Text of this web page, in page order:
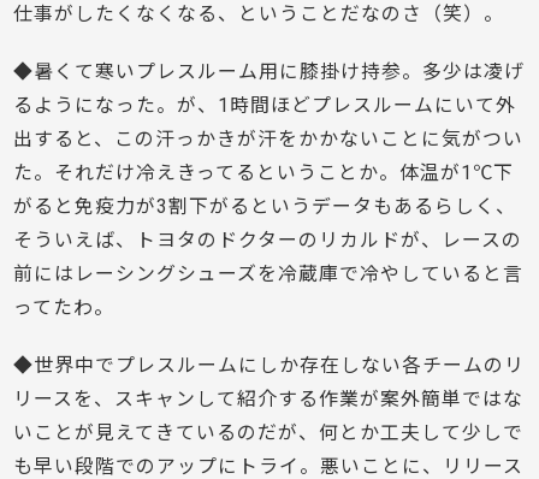
仕事がしたくなくなる、ということだなのさ（笑）。
◆暑くて寒いプレスルーム用に膝掛け持参。多少は凌げ
るようになった。が、1時間ほどプレスルームにいて外
出すると、この汗っかきが汗をかかないことに気がつい
た。それだけ冷えきってるということか。体温が1℃下
がると免疫力が3割下がるというデータもあるらしく、
そういえば、トヨタのドクターのリカルドが、レースの
前にはレーシングシューズを冷蔵庫で冷やしていると言
ってたわ。
◆世界中でプレスルームにしか存在しない各チームのリ
リースを、スキャンして紹介する作業が案外簡単ではな
いことが見えてきているのだが、何とか工夫して少しで
も早い段階でのアップにトライ。悪いことに、リリース